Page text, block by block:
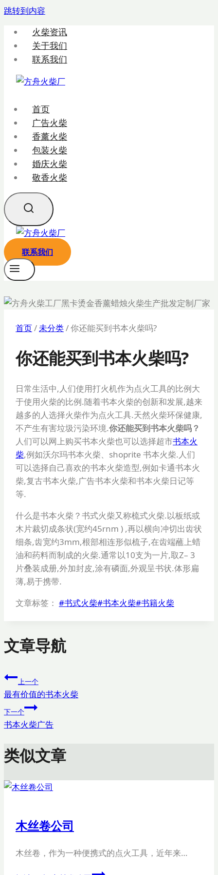
跳转到内容
火柴资讯
关于我们
联系我们
首页
广告火柴
香薰火柴
包装火柴
婚庆火柴
敬香火柴
联系我们
首页/未分类/你还能买到书本火柴吗?
你还能买到书本火柴吗?
日常生活中,人们使用打火机作为点火工具的比例大
于使用火柴的比例.随着书本火柴的创新和发展,越来
越多的人选择火柴作为点火工具.天然火柴环保健康,
不产生有害垃圾污染环境.你还能买到书本火柴吗？
人们可以网上购买书本火柴也可以选择超市书本火
柴,例如沃尔玛书本火柴、shoprite 书本火柴.人们
可以选择自己喜欢的书本火柴造型,例如卡通书本火
柴,复古书本火柴,广告书本火柴和书本火柴日记等
等.
什么是书本火柴？书式火柴又称梳式火柴.以板纸或
木片裁切成条状(宽约45rnm ) ,再以横向冲切出齿状
细条,齿宽约3mm,根部相连形似梳子,在齿端蘸上蜡
油和药料而制成的火柴.通常以10支为一片,取Z– 3
片叠装成册,外加封皮,涂有磷面,外观呈书状.体形扁
薄,易于携带.
文章标签： #书式火柴#书本火柴#书籍火柴
文章导航
上一个
最有价值的书本火柴
下一个
书本火柴广告
类似文章
木丝卷公司
木丝卷，作为一种便携式的点火工具，近年来…